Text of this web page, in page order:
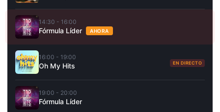
14:30 - 16:00
Fórmula Líder AHORA
16:00 - 19:00
Oh My Hits EN DIRECTO
19:00 - 20:00
Fórmula Líder